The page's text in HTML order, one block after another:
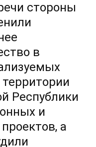
стороны
в
Республики
и
а